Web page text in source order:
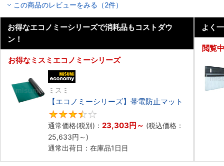
この商品のレビューをみる（2件）
お得なエコノミーシリーズで消耗品もコストダウ
ン！
お得なミスミエコノミーシリーズ
ミスミ
【エコノミーシリーズ】帯電防止マット
通常価格(税別)： 23,303円 ～ (税込価格：
25,633円 ～)
通常出荷日：在庫品1日目
よく
閲覧